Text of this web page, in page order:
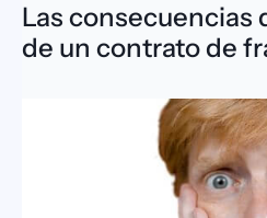
Las consecuencias
de un contrato de